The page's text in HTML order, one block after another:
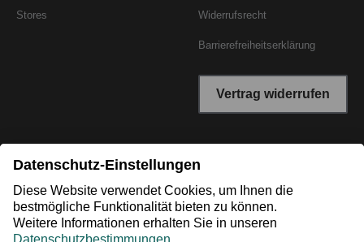
Stores Widerrufsrecht
Barrierefreiheitserklärung
Vertrag widerrufen